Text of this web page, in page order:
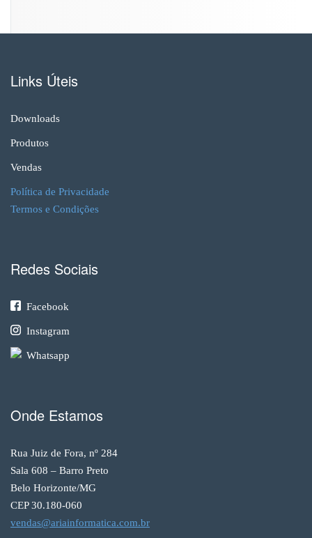
Links Úteis
Downloads
Produtos
Vendas
Política de Privacidade
Termos e Condições
Redes Sociais
Facebook
Instagram
Whatsapp
Onde Estamos
Rua Juiz de Fora, nº 284
Sala 608 – Barro Preto
Belo Horizonte/MG
CEP 30.180-060
vendas@ariainformatica.com.br